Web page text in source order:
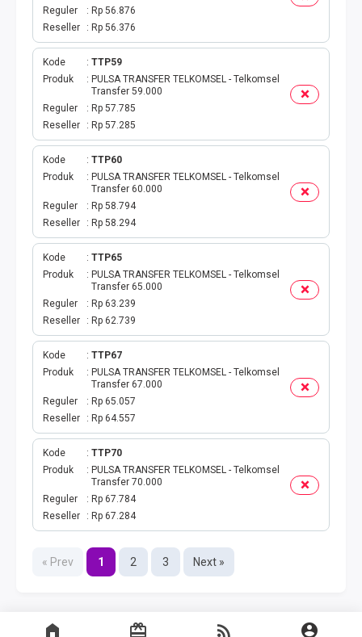
Reguler
Rp 56.876
Reseller
Rp 56.376
Kode
TTP59
Produk
PULSA TRANSFER TELKOMSEL - Telkomsel
Transfer 59.000
Reguler
Rp 57.785
Reseller
Rp 57.285
Kode
TTP60
Produk
PULSA TRANSFER TELKOMSEL - Telkomsel
Transfer 60.000
Reguler
Rp 58.794
Reseller
Rp 58.294
Kode
TTP65
Produk
PULSA TRANSFER TELKOMSEL - Telkomsel
Transfer 65.000
Reguler
Rp 63.239
Reseller
Rp 62.739
Kode
TTP67
Produk
PULSA TRANSFER TELKOMSEL - Telkomsel
Transfer 67.000
Reguler
Rp 65.057
Reseller
Rp 64.557
Kode
TTP70
Produk
PULSA TRANSFER TELKOMSEL - Telkomsel
Transfer 70.000
Reguler
Rp 67.784
Reseller
Rp 67.284
« Prev 1 2 3 Next »